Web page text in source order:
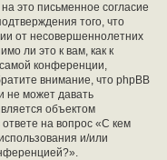
это письменное согласие
того, что
от несовершеннолетних
ли это к вам, как к
конференции,
внимание, что phpBB
не может давать
объектом
на вопрос «С кем
и/или